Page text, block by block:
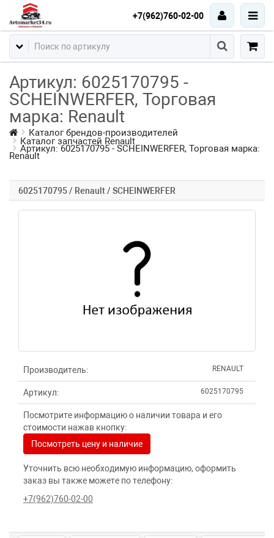
+7(962)760-02-00
Артикул: 6025170795 -
SCHEINWERFER, Торговая
марка: Renault
Каталог брендов-производителей
Каталог запчастей Renault
Артикул: 6025170795 - SCHEINWERFER, Торговая марка:
Renault
6025170795 / Renault / SCHEINWERFER
Производитель: RENAULT
Артикул: 6025170795
Посмотрите информацию о наличии товара и его
стоимости нажав кнопку:
Посмотреть цену и наличие
Уточнить всю необходимую информацию, оформить
заказ вы также можете по телефону:
+7(962)760-02-00